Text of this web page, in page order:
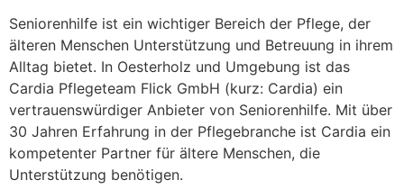
Seniorenhilfe ist ein wichtiger Bereich der Pflege, der
älteren Menschen Unterstützung und Betreuung in ihrem
Alltag bietet. In Oesterholz und Umgebung ist das
Cardia Pflegeteam Flick GmbH (kurz: Cardia) ein
vertrauenswürdiger Anbieter von Seniorenhilfe. Mit über
30 Jahren Erfahrung in der Pflegebranche ist Cardia ein
kompetenter Partner für ältere Menschen, die
Unterstützung benötigen.